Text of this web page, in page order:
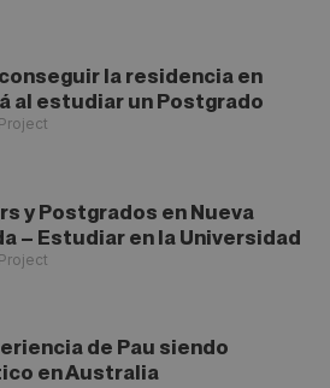
la residencia en
al estudiar un Postgrado
y Postgrados en Nueva
– Estudiar en la Universidad
de Pau siendo
en Australia